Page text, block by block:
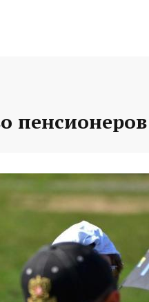
пенсионеров